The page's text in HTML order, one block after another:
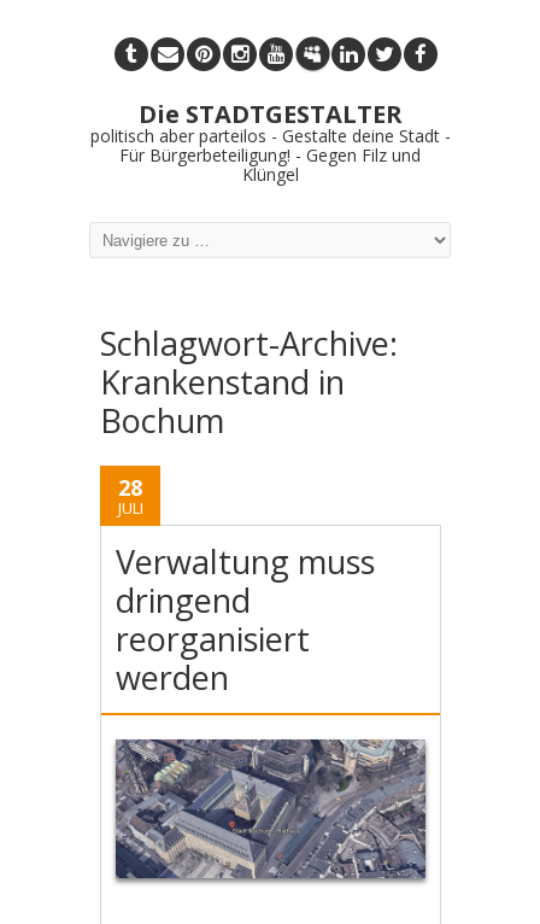
Die STADTGESTALTER
politisch aber parteilos - Gestalte deine Stadt -
Für Bürgerbeteiligung! - Gegen Filz und
Klüngel
Schlagwort-Archive:
Krankenstand in
Bochum
28
JULI
Verwaltung muss
dringend
reorganisiert
werden